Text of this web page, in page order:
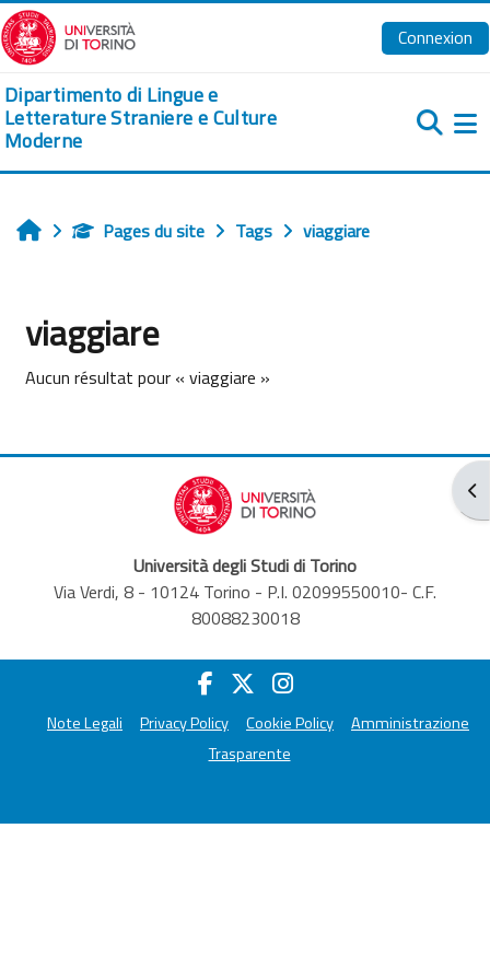
Passer au contenu principal
Connexion
Dipartimento di Lingue e
Letterature Straniere e Culture
Moderne
AccueilPages du site Tags viaggiare
viaggiare
Aucun résultat pour « viaggiare »
Università degli Studi di Torino
Via Verdi, 8 - 10124 Torino - P.I. 02099550010- C.F.
80088230018
Note Legali Privacy Policy Cookie Policy
Amministrazione
Trasparente